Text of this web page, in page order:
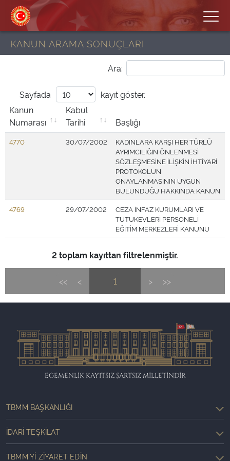
KANUN ARAMA SONUÇLARI
Ara:
Sayfada
kayıt göster.
Kanun
Numarası
Kabul
Tarihi
Başlığı
4770 30/07/2002
KADINLARA KARŞI HER TÜRLÜ
AYRIMCILIĞIN ÖNLENMESİ
SÖZLEŞMESİNE İLİŞKİN İHTİYARİ
PROTOKOLÜN
ONAYLANMASININ UYGUN
BULUNDUĞU HAKKINDA KANUN
4769
29/07/2002
CEZA İNFAZ KURUMLARI VE
TUTUKEVLERİ PERSONELİ
EĞİTİM MERKEZLERİ KANUNU
2 toplam kayıttan filtrelenmiştir.
<< < 1 > >>
EGEMENLİK KAYITSIZ ŞARTSIZ MİLLETİNDİR
TBMM BAŞKANLIĞI
İDARI TEŞKILAT
TBMM'YI ZIYARET EDIN